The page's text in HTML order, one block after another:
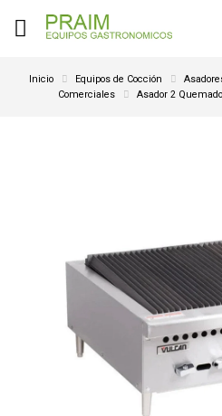
Inicio Equipos de Cocción
Comerciales
Asador 2